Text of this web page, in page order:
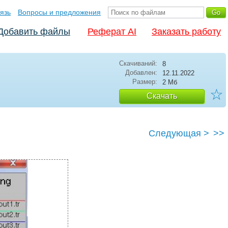
Вопросы и предложения
файлы Реферат AI Заказать работу
Скачиваний:
8
Добавлен:
12.11.2022
Размер:
2 Мб
Скачать ☆
Следующая > >>